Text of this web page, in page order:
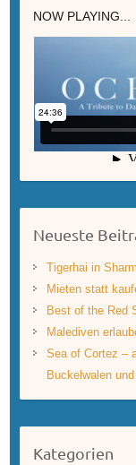
NOW PLAYING...
Neueste
Tigerhai in
Mieten statt
Best of the Red
Malediven
Sea of Cortez –
Buckelwalen
Kategorien